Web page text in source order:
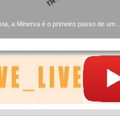
a Minerva é o primeiro passo de um...